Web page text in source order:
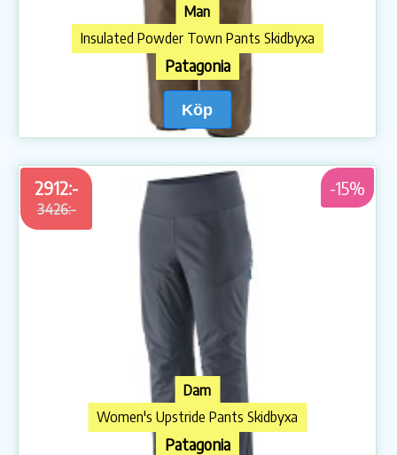
Man
Insulated Powder Town Pants Skidbyxa
Patagonia
Köp
2912:-
3426:-
-15%
Dam
Women's Upstride Pants Skidbyxa
Patagonia